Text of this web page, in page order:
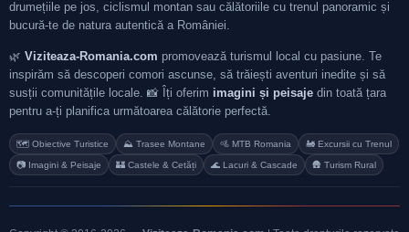
drumețiile pe jos, ciclismul montan sau călătoriile cu trenul panoramic și
bucură-te de natura autentică a României.
🌿 Viziteaza-Romania.com promovează turismul local cu pasiune. Te
inspirăm să descoperi comori ascunse, să trăiești aventuri inedite și să
susții comunitățile locale. 📸 Îți oferim imagini și peisaje din toată țara
pentru a-ți planifica următoarea călătorie perfectă.
🗺️ Obiective Turistice ⛰️ Trasee Montane 🚵 MTB Romania 🚂 Excursii cu Trenul
📷 Imagini & Peisaje 🏰 Castele & Cetăți 🌊 Lacuri & Cascade 🛖 Turism Rural